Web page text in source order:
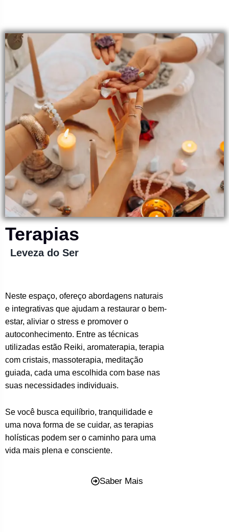
Terapias
Leveza do Ser
Neste espaço, ofereço abordagens naturais
e integrativas que ajudam a restaurar o bem-
estar, aliviar o stress e promover o
autoconhecimento. Entre as técnicas
utilizadas estão Reiki, aromaterapia, terapia
com cristais, massoterapia, meditação
guiada, cada uma escolhida com base nas
suas necessidades individuais.
Se você busca equilíbrio, tranquilidade e
uma nova forma de se cuidar, as terapias
holísticas podem ser o caminho para uma
vida mais plena e consciente.
Saber Mais